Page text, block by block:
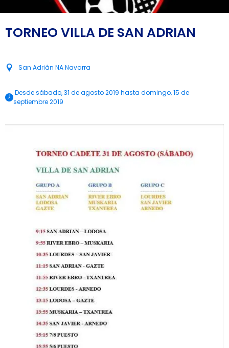
TORNEO VILLA DE SAN ADRIAN
San Adrián NA Navarra
septiembre 2019